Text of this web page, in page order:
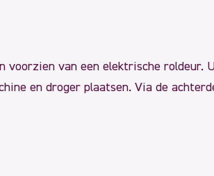
voorzien van een elektrische roldeur.
en droger plaatsen. Via de